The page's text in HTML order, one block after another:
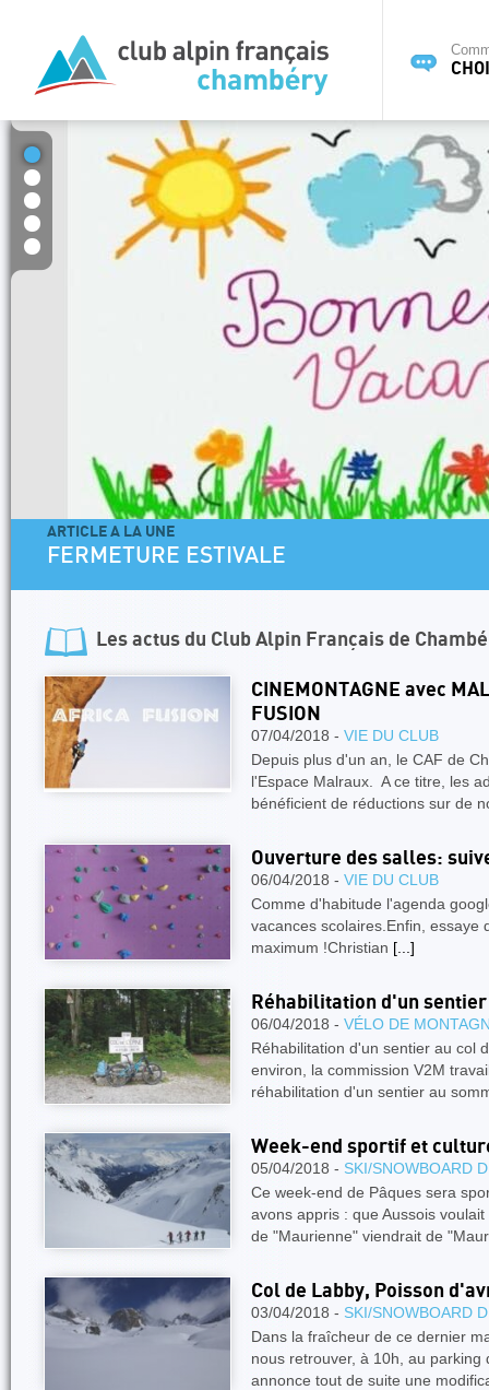
ARTICLE A LA UNE
FERMETURE ESTIVALE
Les actus du Club Alpin Français de
CINEMONTAGNE avec
FUSION
07/04/2018 - VIE DU CLUB
Depuis plus d'un an, le CAF de
l'Espace Malraux. A ce titre, les
bénéficient de réductions sur de
Ouverture des salles:
06/04/2018 - VIE DU CLUB
Comme d'habitude l'agenda
vacances scolaires.Enfin, essaye
maximum !Christian [...]
Réhabilitation d'un
06/04/2018 - VÉLO DE
Réhabilitation d'un sentier au col
environ, la commission V2M
réhabilitation d'un sentier au
Week-end sportif et
05/04/2018 - SKI/SNOWBOARD
Ce week-end de Pâques sera
avons appris : que Aussois
de "Maurienne" viendrait de
Col de Labby, Poisson
03/04/2018 - SKI/SNOWBOARD
Dans la fraîcheur de ce dernier
nous retrouver, à 10h, au parking
annonce tout de suite une